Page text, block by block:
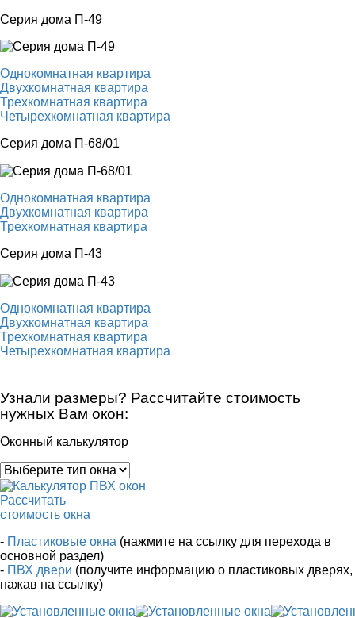
Серия дома П-49
Однокомнатная квартира
Двухкомнатная квартира
Трехкомнатная квартира
Четырехкомнатная квартира
Серия дома П-68/01
Однокомнатная квартира
Двухкомнатная квартира
Трехкомнатная квартира
Серия дома П-43
Однокомнатная квартира
Двухкомнатная квартира
Трехкомнатная квартира
Четырехкомнатная квартира
Узнали размеры? Рассчитайте стоимость
нужных Вам окон:
Оконный калькулятор
Рассчитать
стоимость окна
- Пластиковые окна (нажмите на ссылку для перехода в
основной раздел)
- ПВХ двери (получите информацию о пластиковых дверях,
нажав на ссылку)